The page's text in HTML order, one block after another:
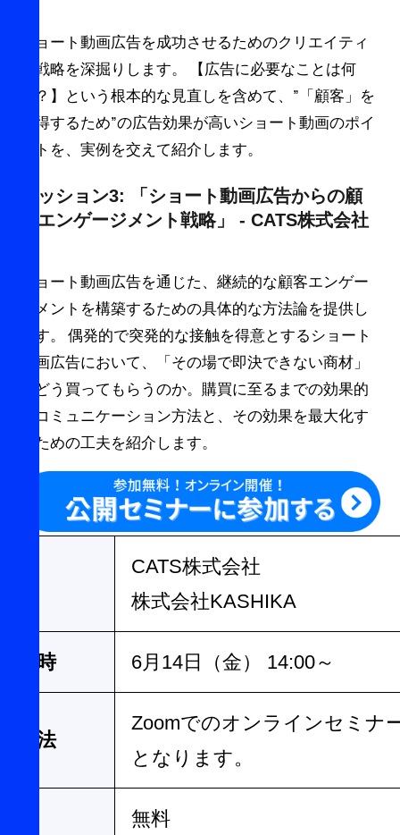
ショート動画広告を成功させるためのクリエイティ
ブ戦略を深掘りします。 【広告に必要なことは何
か？】という根本的な見直しを含めて、”「顧客」を
獲得するため”の広告効果が高いショート動画のポイ
ントを、実例を交えて紹介します。
セッション3: 「ショート動画広告からの顧
客エンゲージメント戦略」 - CATS株式会社
ショート動画広告を通じた、継続的な顧客エンゲー
ジメントを構築するための具体的な方法論を提供し
ます。 偶発的で突発的な接触を得意とするショート
動画広告において、「その場で即決できない商材」
をどう買ってもらうのか。購買に至るまでの効果的
なコミュニケーション方法と、その効果を最大化す
るための工夫を紹介します。
CATS株式会社
株式会社KASHIKA
日時 6月14日（金） 14:00～
方法
Zoomでのオンラインセミナ
となります。
無料